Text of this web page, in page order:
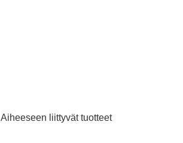
Aiheeseen liittyvät tuotteet